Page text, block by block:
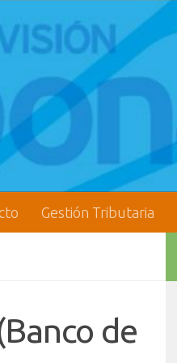
Gestión Tributaria
de